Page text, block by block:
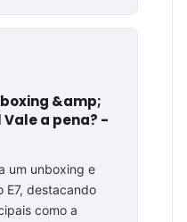
&amp;
Vale a pena? -
um unboxing e
E7, destacando
como a